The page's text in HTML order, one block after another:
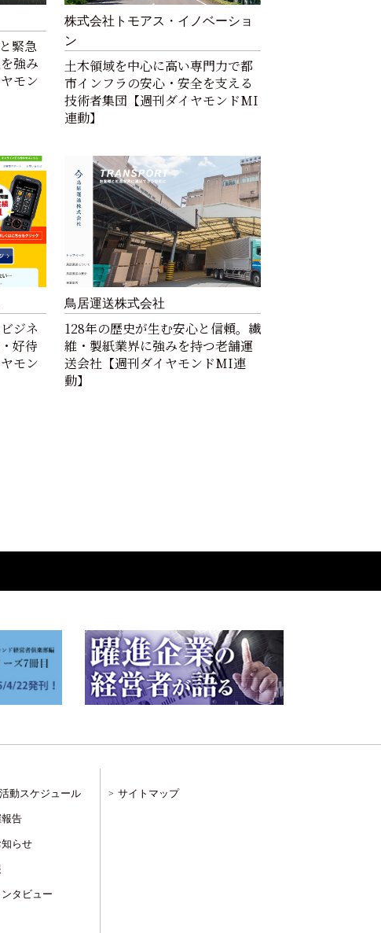
緊急
強み
モン
株式会社トモアス・イノベーショ
ン
土木領域を中心に高い専門力で都
市インフラの安心・安全を支える
技術者集団【週刊ダイヤモンドMI
連動】
ジネ
好待
モン
鳥居運送株式会社
128年の歴史が生む安心と信頼。繊
維・製紙業界に強みを持つ老舗運
送会社【週刊ダイヤモンドMI連
動】
動スケジュール
告
らせ
タビュー
サイトマップ